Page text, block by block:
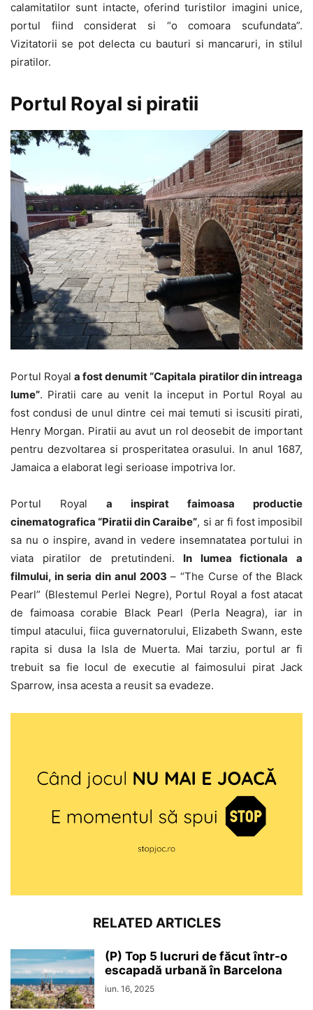
calamitatilor sunt intacte, oferind turistilor imagini unice,
portul fiind considerat si “o comoara scufundata”.
Vizitatorii se pot delecta cu bauturi si mancaruri, in stilul
piratilor.
Portul Royal si piratii
Portul Royal a fost denumit “Capitala piratilor din intreaga
lume”. Piratii care au venit la inceput in Portul Royal au
fost condusi de unul dintre cei mai temuti si iscusiti pirati,
Henry Morgan. Piratii au avut un rol deosebit de important
pentru dezvoltarea si prosperitatea orasului. In anul 1687,
Jamaica a elaborat legi serioase impotriva lor.
Portul Royal a inspirat faimoasa productie
cinematografica “Piratii din Caraibe”, si ar fi fost imposibil
sa nu o inspire, avand in vedere insemnatatea portului in
viata piratilor de pretutindeni. In lumea fictionala a
filmului, in seria din anul 2003 – “The Curse of the Black
Pearl” (Blestemul Perlei Negre), Portul Royal a fost atacat
de faimoasa corabie Black Pearl (Perla Neagra), iar in
timpul atacului, fiica guvernatorului, Elizabeth Swann, este
rapita si dusa la Isla de Muerta. Mai tarziu, portul ar fi
trebuit sa fie locul de executie al faimosului pirat Jack
Sparrow, insa acesta a reusit sa evadeze.
RELATED ARTICLES
(P) Top 5 lucruri de făcut într-o
escapadă urbană în Barcelona
iun. 16, 2025